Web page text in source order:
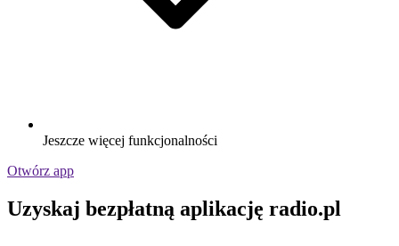
Jeszcze więcej funkcjonalności
Otwórz app
Uzyskaj bezpłatną aplikację radio.pl